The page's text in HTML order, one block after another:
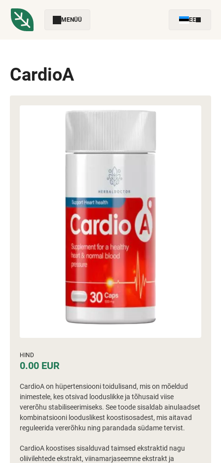
MENÜÜ EE
CardioA
HIND
0.00 EUR
CardioA on hüpertensiooni toidulisand, mis on mõeldud
inimestele, kes otsivad looduslikke ja tõhusaid viise
vererõhu stabiliseerimiseks. See toode sisaldab ainulaadset
kombinatsiooni looduslikest koostisosadest, mis aitavad
reguleerida vererõhku ning parandada südame tervist.
CardioA koostises sisalduvad taimsed ekstraktid nagu
oliivilehtede ekstrakt, viinamarjaseemne ekstrakt ja